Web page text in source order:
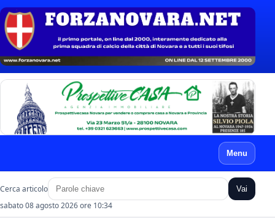
Menu
Cerca articolo Vai
sabato 08 agosto 2026 ore 10:34